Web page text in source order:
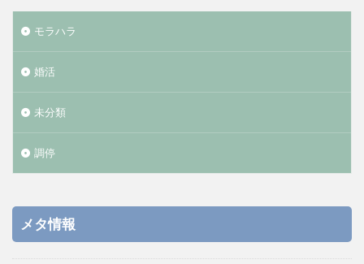
モラハラ
婚活
未分類
調停
メタ情報